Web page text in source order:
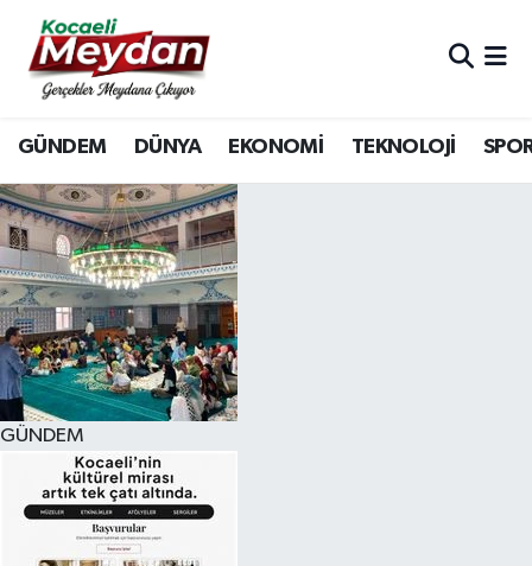
GÜNDEM DÜNYA EKONOMİ TEKNOLOJİ
GÜNDEM
Nöbetçi Eczaneler
Hava Durumu
Trafik Durumu
Süper Lig Puan Durumu ve Fikstür
Tüm Manşetler
Son Dakika Haberleri
Haber Arşivi